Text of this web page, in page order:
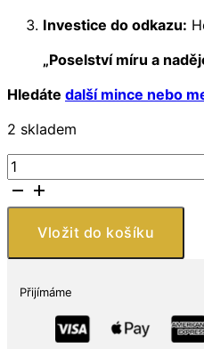
Investice do odkazu:
„Poselství míru a
Hledáte další mince nebo
2 skladem
Stříbrná
medaile
Jan
Pavel
Santo
Vložit do košíku
Přijímáme